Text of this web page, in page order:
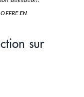
EN
sur